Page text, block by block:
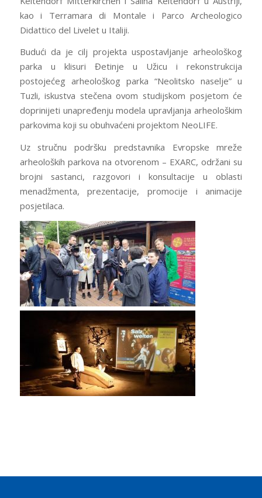
kao i Terramara di Montale i Parco Archeologico
Didattico del Livelet u Italiji.
Budući da je cilj projekta uspostavljanje arheološkog
parka u klisuri Đetinje u Užicu i rekonstrukcija
postojećeg arheološkog parka “Neolitsko naselje” u
Tuzli, iskustva stečena ovom studijskom posjetom će
doprinijeti unapređenju modela upravljanja arheološkim
parkovima koji su obuhvaćeni projektom NeoLIFE.
Uz stručnu podršku predstavnika Evropske mreže
arheoloških parkova na otvorenom – EXARC, održani su
brojni sastanci, razgovori i konsultacije u oblasti
menadžmenta, prezentacije, promocije i animacije
posjetilaca.